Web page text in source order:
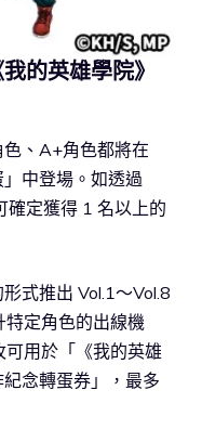
的英雄學院》
、A+角色都將在
」中登場。如透過
確定獲得 1 名以上的
式推出 Vol.1～Vol.8
定角色的出線機
用於「《我的英雄
念轉蛋券」，最多